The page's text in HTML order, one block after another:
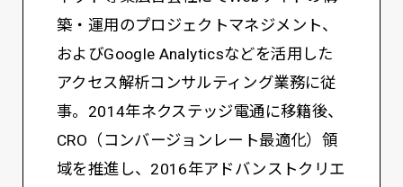
築・運用のプロジェクトマネジメント、
およびGoogle Analyticsなどを活用した
アクセス解析コンサルティング業務に従
事。2014年ネクステッジ電通に移籍後、
CRO（コンバージョンレート最適化）領
域を推進し、2016年アドバンストクリエ